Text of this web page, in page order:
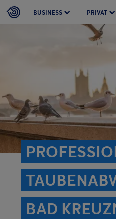
BUSINESS PRIVAT
BAD